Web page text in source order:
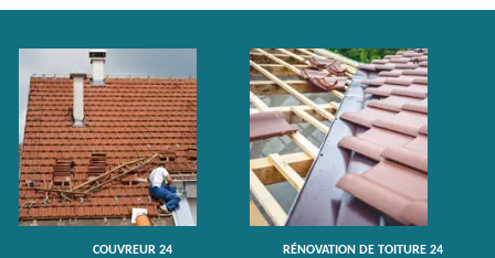
COUVREUR 24 RÉNOVATION DE TOITURE 24